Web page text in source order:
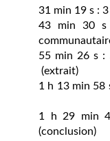
31 min 19 s :
43 min 30 s
55 min 26 s :
(extrait)
1 h 13 min
1 h 29 min
(conclusion)